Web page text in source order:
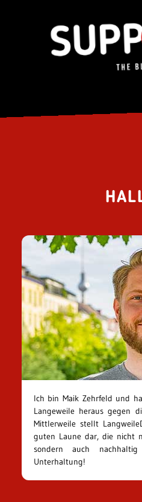
Ich bin Maik Zehrfeld und
Langeweile heraus gegen
Mittlerweile stellt
guten Laune dar, die nicht
sondern auch
Unterhaltung!